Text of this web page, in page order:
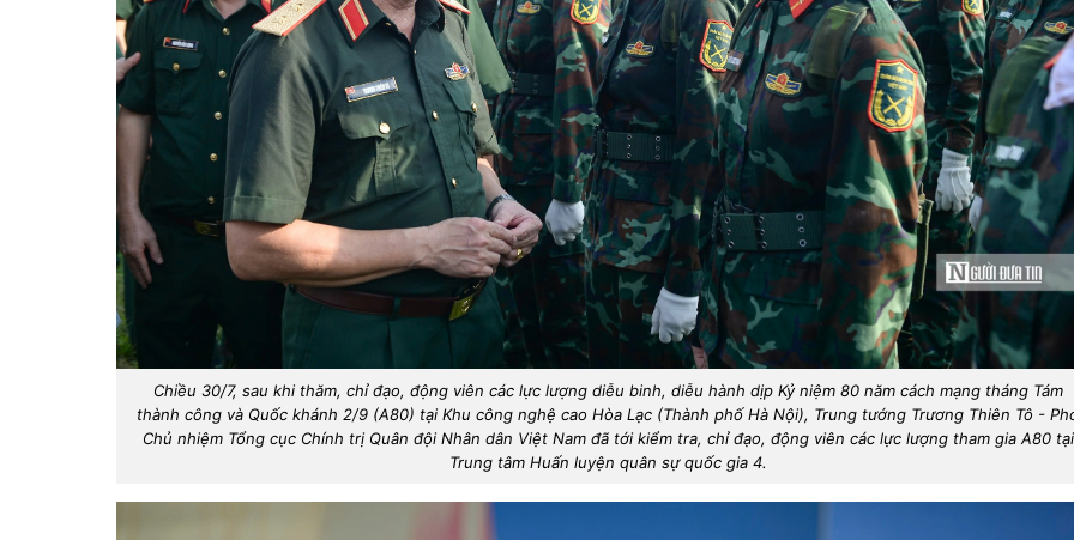
Chiều 30/7, sau khi thăm, chỉ đạo, động viên các lực lượng diễu binh, diễu hành dịp Kỷ niệm 80 năm cách mạng tháng Tám
thành công và Quốc khánh 2/9 (A80) tại Khu công nghệ cao Hòa Lạc (Thành phố Hà Nội), Trung tướng Trương Thiên Tô -
Chủ nhiệm Tổng cục Chính trị Quân đội Nhân dân Việt Nam đã tới kiểm tra, chỉ đạo, động viên các lực lượng tham gia A80 tại
Trung tâm Huấn luyện quân sự quốc gia 4.